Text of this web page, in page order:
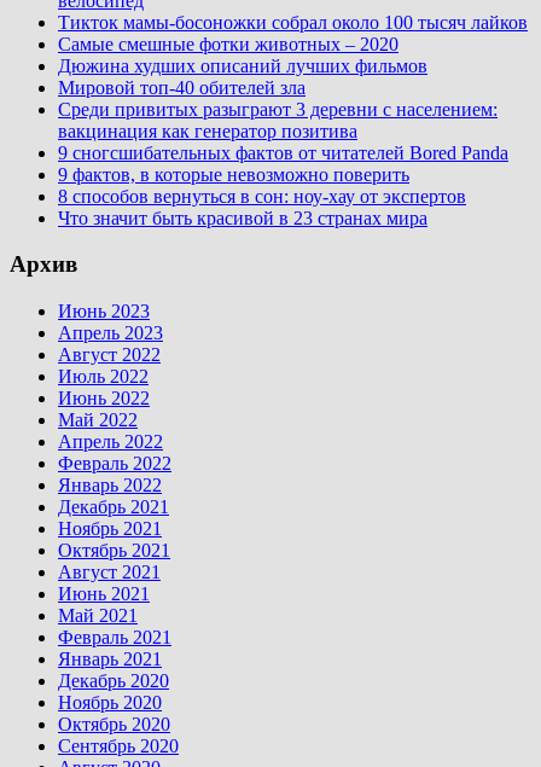
Тикток мамы-босоножки собрал около 100 тысяч лайков
Самые смешные фотки животных – 2020
Дюжина худших описаний лучших фильмов
Мировой топ-40 обителей зла
Среди привитых разыграют 3 деревни с населением:
вакцинация как генератор позитива
9 сногсшибательных фактов от читателей Bored Panda
9 фактов, в которые невозможно поверить
8 способов вернуться в сон: ноу-хау от экспертов
Что значит быть красивой в 23 странах мира
Архив
Июнь 2023
Апрель 2023
Август 2022
Июль 2022
Июнь 2022
Май 2022
Апрель 2022
Февраль 2022
Январь 2022
Декабрь 2021
Ноябрь 2021
Октябрь 2021
Август 2021
Июнь 2021
Май 2021
Февраль 2021
Январь 2021
Декабрь 2020
Ноябрь 2020
Октябрь 2020
Сентябрь 2020